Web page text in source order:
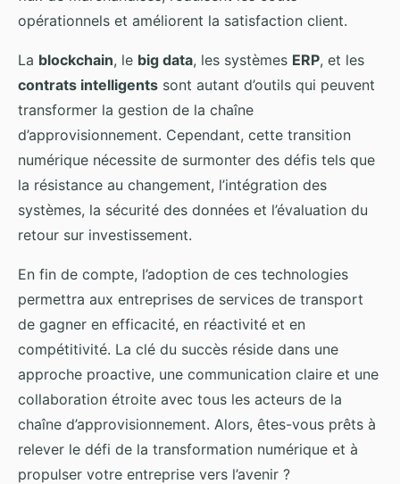
opérationnels et améliorent la satisfaction client.
La blockchain, le big data, les systèmes ERP, et les
contrats intelligents sont autant d’outils qui peuvent
transformer la gestion de la chaîne
d’approvisionnement. Cependant, cette transition
numérique nécessite de surmonter des défis tels que
la résistance au changement, l’intégration des
systèmes, la sécurité des données et l’évaluation du
retour sur investissement.
En fin de compte, l’adoption de ces technologies
permettra aux entreprises de services de transport
de gagner en efficacité, en réactivité et en
compétitivité. La clé du succès réside dans une
approche proactive, une communication claire et une
collaboration étroite avec tous les acteurs de la
chaîne d’approvisionnement. Alors, êtes-vous prêts à
relever le défi de la transformation numérique et à
propulser votre entreprise vers l’avenir ?